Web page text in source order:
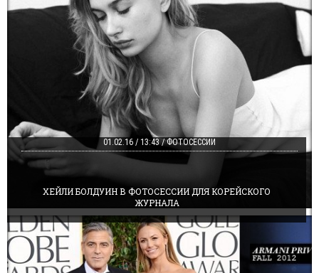
ХЕЙЛИ БОЛДУИН В ФОТОСЕССИИ ДЛЯ КОРЕЙСКОГО
ЖУРНАЛА
01.02.16 / 13:43 / ФОТОСЕССИИ